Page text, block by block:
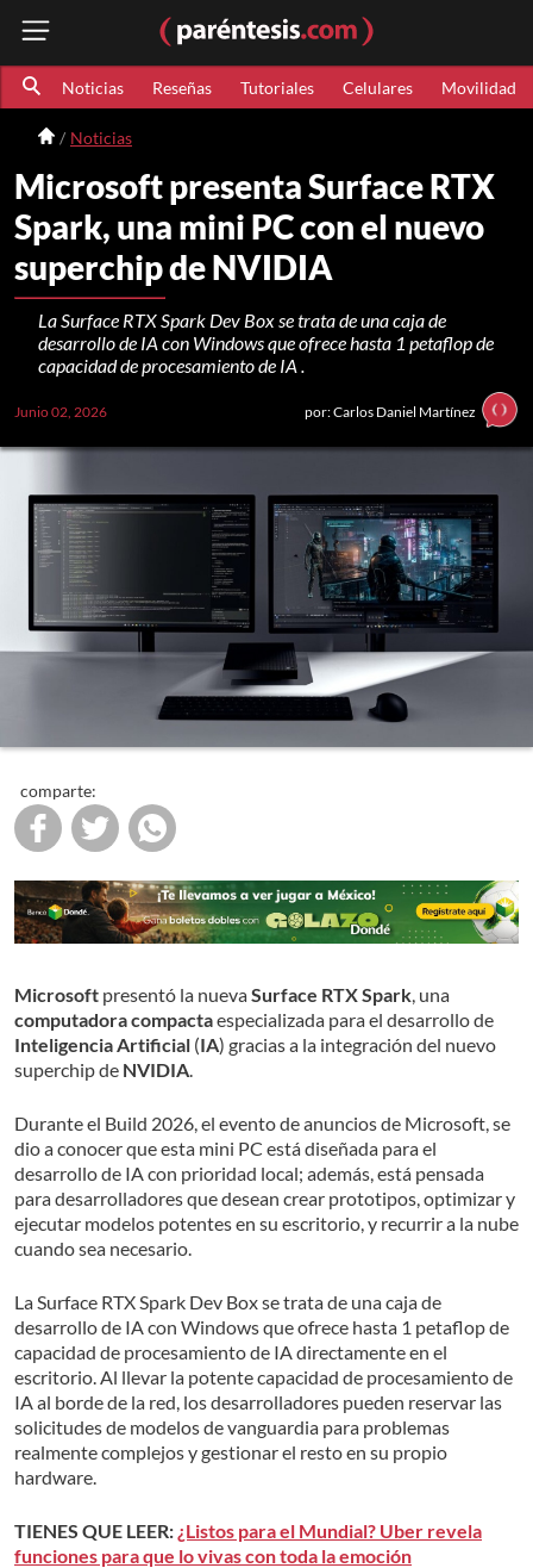
Noticias Reseñas Tutoriales Celulares Movilidad
Noticias
Microsoft presenta Surface RTX
Spark, una mini PC con el nuevo
superchip de NVIDIA
La Surface RTX Spark Dev Box se trata de una caja de
desarrollo de IA con Windows que ofrece hasta 1 petaflop de
capacidad de procesamiento de IA .
Junio 02, 2026 por: Carlos Daniel Martínez
comparte:
Microsoft presentó la nuevaSurface RTX Spark , una
computadora compactaespecializada para el desarrollo de
Inteligencia Artificial (IA) gracias a la integración del nuevo
superchip de NVIDIA
Durante el Build 2026, el evento de anuncios de Microsoft, se
dio a conocer que esta mini PC está diseñada para el
desarrollo de IA con prioridad local; además, está pensada
para desarrolladores que desean crear prototipos, optimizar y
ejecutar modelos potentes en su escritorio, y recurrir a la nube
cuando sea necesario.
La Surface RTX Spark Dev Box se trata de una caja de
desarrollo de IA con Windows que ofrece hasta 1 petaflop de
capacidad de procesamiento de IA directamente en el
escritorio. Al llevar la potente capacidad de procesamiento de
IA al borde de la red, los desarrolladores pueden reservar las
solicitudes de modelos de vanguardia para problemas
realmente complejos y gestionar el resto en su propio
hardware.
TIENES QUE LEER: ¿Listos para el Mundial? Uber revela
funciones para que lo vivas con toda la emoción